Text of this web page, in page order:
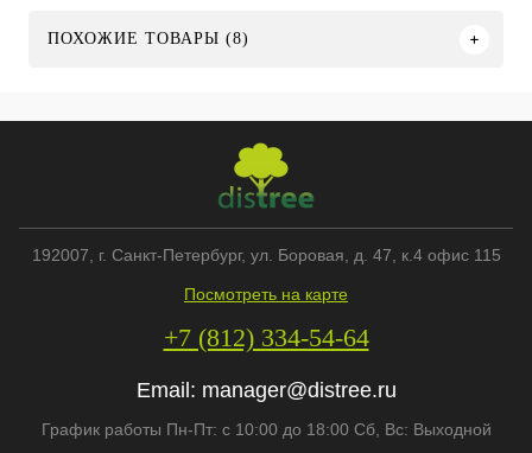
ПОХОЖИЕ ТОВАРЫ (8)
192007 , г. Санкт-Петербург, ул. Боровая, д. 47, к.4 офис 115
Посмотреть на карте
+7 (812) 334-54-64
Email: manager@distree.ru
График работы Пн-Пт: с 10:00 до 18:00 Сб, Вс: Выходной